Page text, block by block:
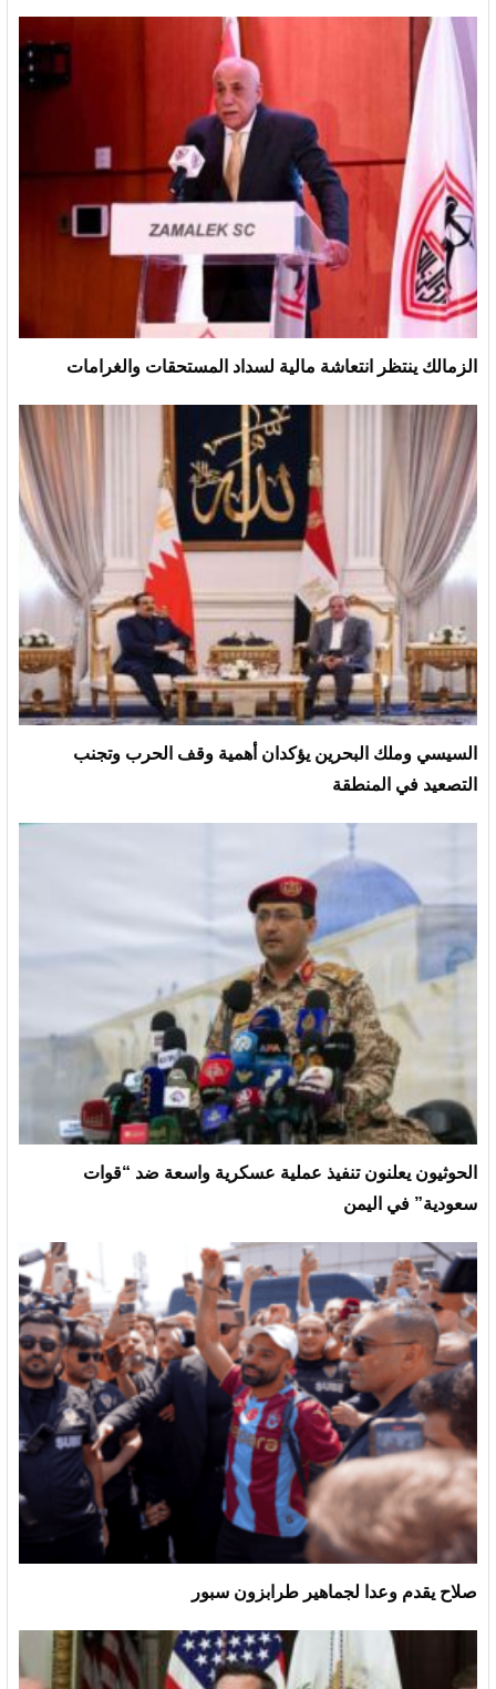
الزمالك ينتظر انتعاشة مالية لسداد المستحقات والغرامات
السيسي وملك البحرين يؤكدان أهمية وقف الحرب وتجنب
التصعيد في المنطقة
الحوثيون يعلنون تنفيذ عملية عسكرية واسعة ضد “قوات
سعودية” في اليمن
صلاح يقدم وعدا لجماهير طرابزون سبور